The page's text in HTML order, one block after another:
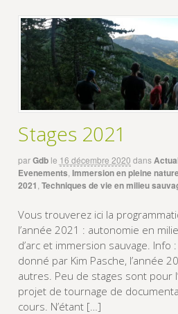
Stages 2021
parGdb le 16 décembre 2020 dans
Evenements Immersion en pleine
2021 Techniques de vie en milieu
Vous trouverez ici la
l’année 2021 : autonomie en
d’arc et immersion sauvage. Info
donné par Kim Pasche, l’année
autres. Peu de stages sont pour
projet de tournage de
cours. N’étant […]